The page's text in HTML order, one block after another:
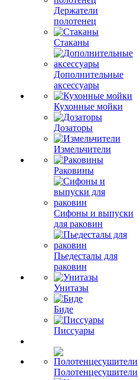
Держатели
полотенец
Стаканы
Дополнительные
аксессуары
Кухонные мойки
Дозаторы
Измельчители
Раковины
Сифоны и выпуски
для раковин
Пьедесталы для
раковин
Унитазы
Биде
Писсуары
Полотенцесушители